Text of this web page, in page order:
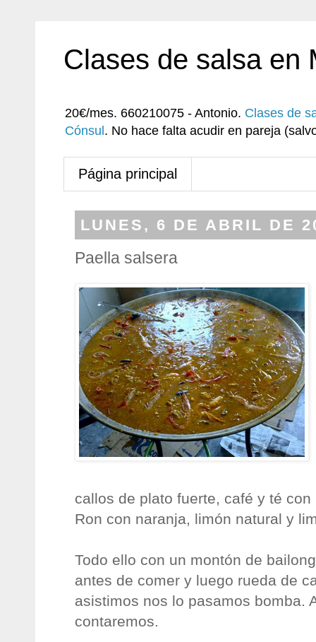
Clases de salsa en
20€/mes. 660210075 - Antonio. Clases de
Cónsul . No hace falta acudir en pareja
Página principal
LUNES, 6 DE ABRIL DE
Paella salsera
callos de plato fuerte, café y té
Ron con naranja, limón natural y
Todo ello con un montón de
antes de comer y luego rueda de
asistimos nos lo pasamos bomba.
contaremos.